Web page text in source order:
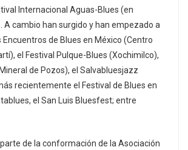
Internacional Aguas-Blues (en
A cambio han surgido y han empezado a
Encuentros de Blues en México (Centro
el Festival Pulque-Blues (Xochimilco),
de Pozos), el Salvabluesjazz
recientemente el Festival de Blues en
el San Luis Bluesfest; entre
de la conformación de la Asociación